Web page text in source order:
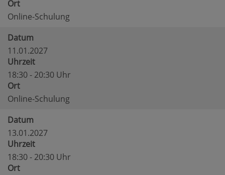
Ort
Online-Schulung
Datum
11.01.2027
Uhrzeit
18:30 - 20:30 Uhr
Ort
Online-Schulung
Datum
13.01.2027
Uhrzeit
18:30 - 20:30 Uhr
Ort